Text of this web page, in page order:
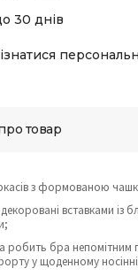
30 днів
товар
з формованою
вставками із
робить бра непомітним
у щоденному